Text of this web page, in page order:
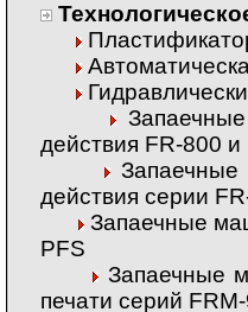
действия FR-800
действия серии
Запаечные
PFS
Запаечные
печати серий